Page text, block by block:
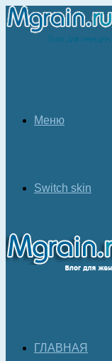
Меню
Switch skin
ГЛАВНАЯ